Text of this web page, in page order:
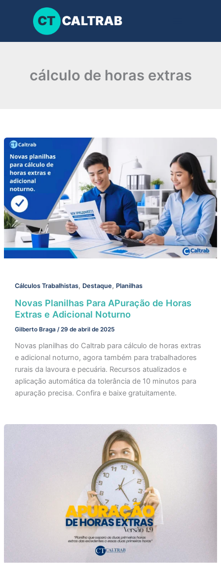
conteúdo
cálculo de horas extras
Cálculos Trabalhistas, Destaque, Planilhas
Novas Planilhas Para APuração de Horas
Extras e Adicional Noturno
Gilberto Braga /29 de abril de 2025
Novas planilhas do Caltrab para cálculo de horas extras
e adicional noturno, agora também para trabalhadores
rurais da lavoura e pecuária. Recursos atualizados e
aplicação automática da tolerância de 10 minutos para
apuração precisa. Confira e baixe gratuitamente.